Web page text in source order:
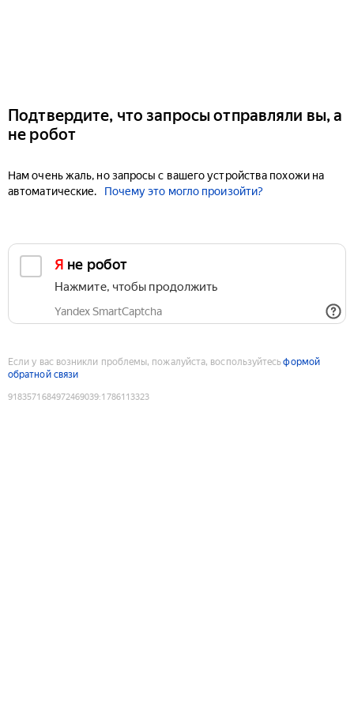
Подтвердите, что запросы отправляли вы, а
не робот
Нам очень жаль, но запросы с вашего устройства похожи на
автоматические.
Почему это могло произойти?
Я не робот
Нажмите, чтобы продолжить
Yandex SmartCaptcha
Если у вас возникли проблемы, пожалуйста, воспользуйтесьформой
обратной связи
9183571684972469039:1786113323